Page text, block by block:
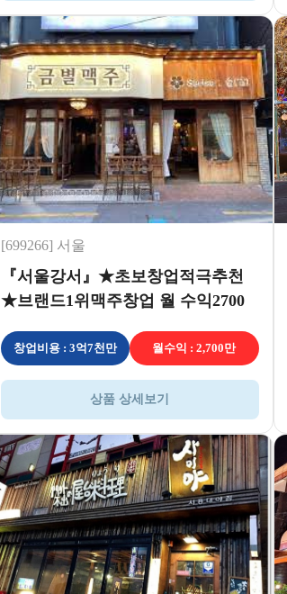
[699266] 서울
『서울강서』★초보창업적극추천
★브랜드1위맥주창업 월 수익2700
창업비용 : 3억7천만 월수익 : 2,700만
상품 상세보기